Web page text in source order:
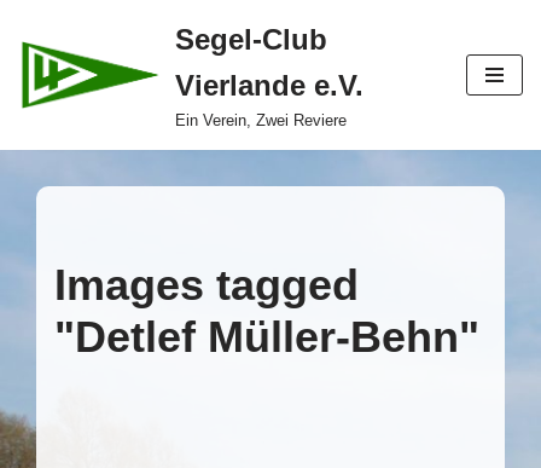
Zum
Inhalt
Segel-Club
Vierlande e.V.
Ein Verein, Zwei Reviere
Images tagged
"Detlef Müller-Behn"